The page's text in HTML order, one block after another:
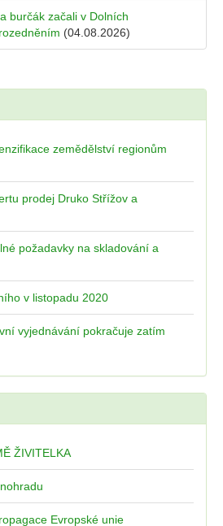
burčák začali v Dolních
(04.08.2026)
zemědělství regionům
prodej Druko Střížov a
požadavky na skladování a
v listopadu 2020
vyjednávání pokračuje zatím
ŽIVITELKA
Evropské unie